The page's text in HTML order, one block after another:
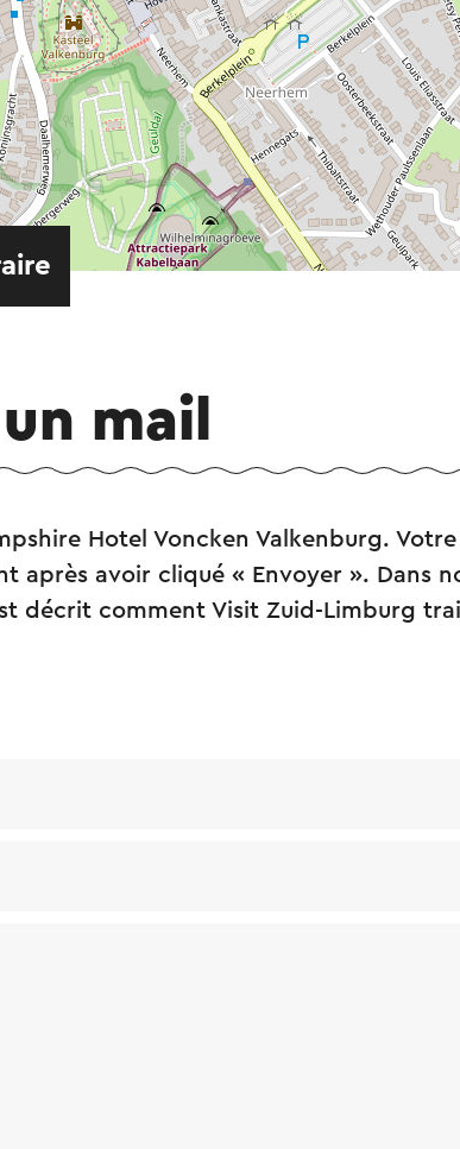
mail
Hotel Voncken Valkenburg.
après avoir cliqué « Envoyer ». Dans
décrit comment Visit Zuid-Limburg